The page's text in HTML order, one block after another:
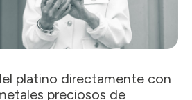
platino directamente con
preciosos de